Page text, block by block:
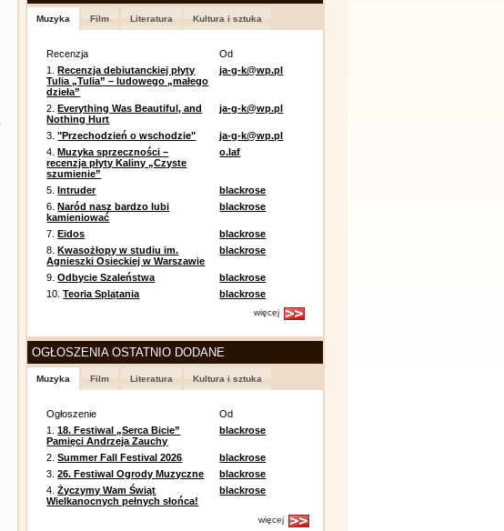
Muzyka Film Literatura Kultura i sztuka
Recenzja
Od
1.Recenzja debiutanckiej płyty
Tulia „Tulia” – ludowego „małego
dzieła”
ja-g-k@wp.pl
2.Everything Was Beautiful, and
Nothing Hurt
ja-g-k@wp.pl
3."Przechodzień o wschodzie"
ja-g-k@wp.pl
4.Muzyka sprzeczności –
recenzja płyty Kaliny „Czyste
szumienie”
o.laf
5.Intruder
blackrose
6.Naród nasz bardzo lubi
kamieniować
blackrose
7.Eidos
blackrose
8.Kwasożłopy w studiu im.
Agnieszki Osieckiej w Warszawie
blackrose
9.Odbycie Szaleństwa
blackrose
10.Teoria Splątania blackrose
więcej
OGŁOSZENIA OSTATNIO DODANE
Muzyka Film Literatura Kultura i sztuka
Ogłoszenie
Od
1.18. Festiwal „Serca Bicie”
Pamięci Andrzeja Zauchy
blackrose
2.Summer Fall Festival 2026
blackrose
3.26. Festiwal Ogrody Muzyczne
blackrose
4.Życzymy Wam Świąt
Wielkanocnych pełnych słońca!
blackrose
więcej